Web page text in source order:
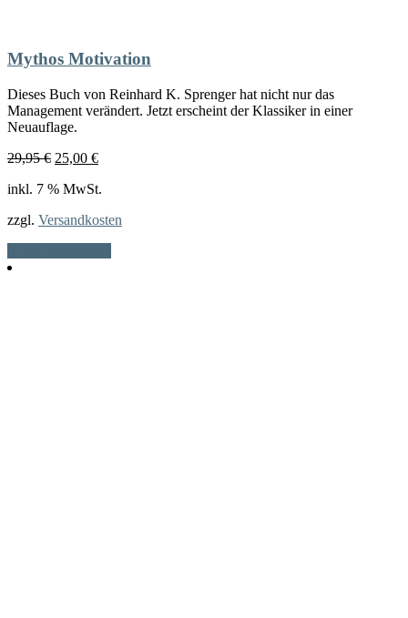
Mythos Motivation
Dieses Buch von Reinhard K. Sprenger hat nicht nur das
Management verändert. Jetzt erscheint der Klassiker in einer
Neuauflage.
29,95€ Ursprünglicher
war:
25,00 €Aktueller
ist:
inkl. 7 % MwSt.
zzgl. Versandkosten